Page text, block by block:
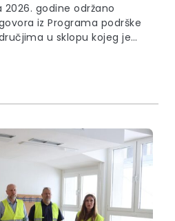
2026. godine održano
iz Programa podrške
u sklopu kojeg je
u Budinščini